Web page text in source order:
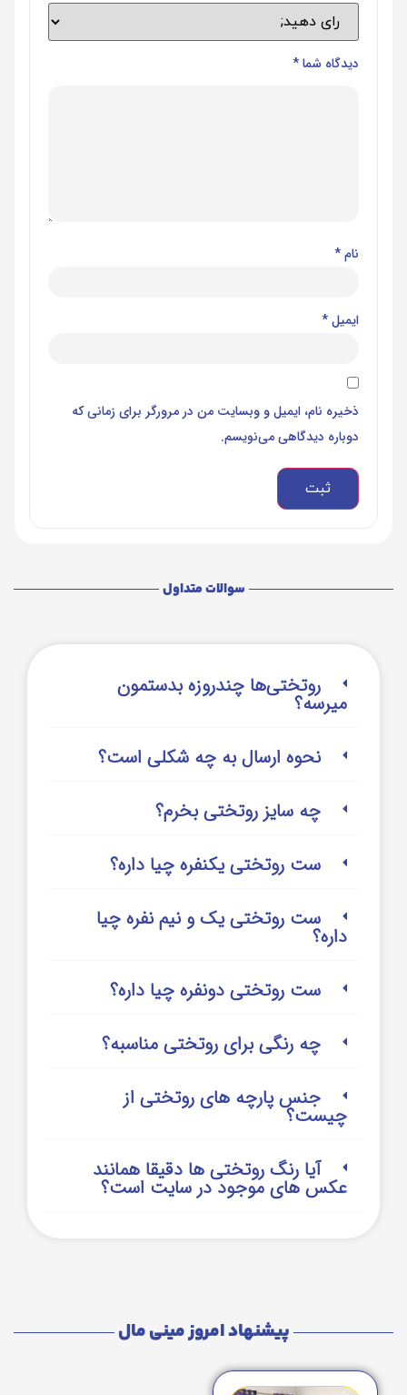
دیدگاه شما*
نام*
ایمیل*
ذخیره نام، ایمیل و وبسایت من در مرورگر برای زمانی که
دوباره دیدگاهی می‌نویسم.
سوالات متداول
روتختی‌‌ها چندروزه بدستمون
میرسه؟
نحوه ارسال به چه شکلی است؟
چه سایز روتختی بخرم؟
ست روتختی یکنفره چیا داره؟
ست روتختی یک و نیم نفره چیا
داره؟
ست روتختی دونفره چیا داره؟
چه رنگی برای روتختی مناسبه؟
جنس پارچه های روتختی از
چیست؟
آیا رنگ روتختی ها دقیقا همانند
عکس های موجود در سایت است؟
پیشنهاد امروز مینی مال